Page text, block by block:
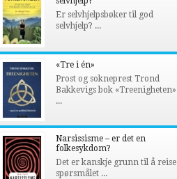
Er selvhjelpsbøker til god
selvhjelp? ...
«Tre i én»
Prost og sokneprest Trond
Bakkevigs bok «Treenigheten»
...
Narsissisme – er det en
folkesykdom?
Det er kanskje grunn til å reise
spørsmålet ...